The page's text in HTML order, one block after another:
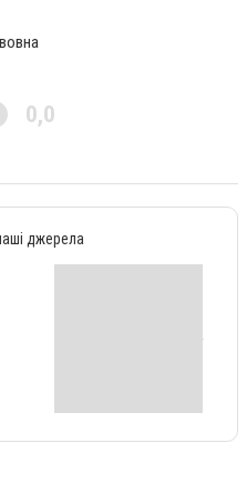
0,0
джерела